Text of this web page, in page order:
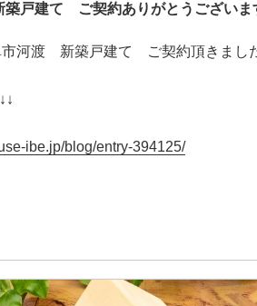
戸建て ご契約ありがとうございま
市河渡 新築戸建て ご契約頂きまし
ibe.jp/blog/entry-394125/